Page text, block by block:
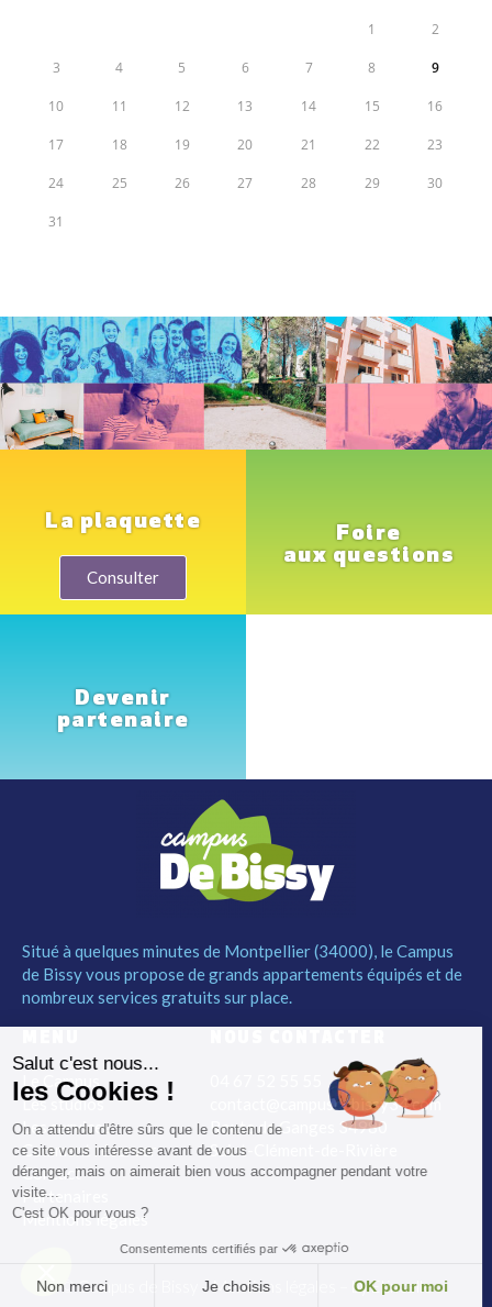
1 2
3 4 5 6 7 8 9
10 11 12 13 14 15 16
17 18 19 20 21 22 23
24 25 26 27 28 29 30
31
La plaquette
Consulter
Foire
aux questions
Devenir
partenaire
Situé à quelques minutes de Montpellier (34000), le Campus
de Bissy vous propose de grands appartements équipés et de
nombreux services gratuits sur place.
Le Campus
Les studios
Les services
Comment réserver
Contact
Partenaires
Mentions légales
contact@campusdebissy34.com
Route de Ganges 34980
Saint-Clément-de-Rivière
© Campus de Bissy –Mentions légales – byEtincelle
Salut c'est nous...
les Cookies !
On a attendu d'être sûrs que le contenu de
ce site vous intéresse avant de vous
déranger, mais on aimerait bien vous accompagner pendant votre
visite...
C'est OK pour vous ?
Consentements certifiés par
Non merci Je choisis OK pour moi